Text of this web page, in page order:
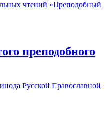
чтений «Преподобный
преподобного
Русской Православной